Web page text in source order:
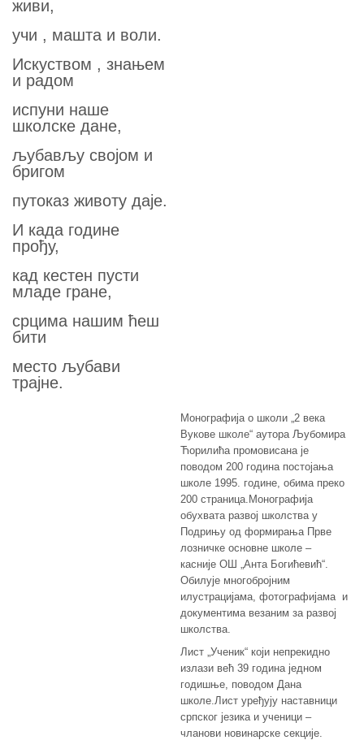
живи,
учи , машта и воли.
Искуством , знањем
и радом
испуни наше
школске дане,
љубављу својом и
бригом
путоказ животу даје.
И када године
прођу,
кад кестен пусти
младе гране,
срцима нашим ћеш
бити
место љубави
трајне.
Монографија о школи „2 века
Вукове школе“ аутора Љубомира
Ћорилића промовисана је
поводом 200 година постојања
школе 1995. године, обима преко
200 страница.Монографија
обухвата развој школства у
Подрињу од формирања Прве
лозничке основне школе –
касније ОШ „Анта Богићевић“.
Обилује многобројним
илустрацијама, фотографијама и
документима везаним за развој
школства.
Лист „Ученик“ који непрекидно
излази већ 39 година једном
годишње, поводом Дана
школе.Лист уређују наставници
српског језика и ученици –
чланови новинарске секције.